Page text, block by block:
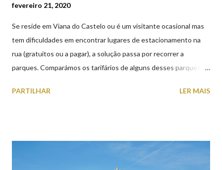
fevereiro 21, 2020
Se reside em Viana do Castelo ou é um visitante ocasional mas
tem dificuldades em encontrar lugares de estacionamento na
rua (gratuitos ou a pagar), a solução passa por recorrer a
parques. Comparámos os tarifários de alguns desses parques de
subterrâneos) perto do centro da cidade (entenda-se por
subterrâneos. O Parque da Estação Viana Shopping é grátis de
2ª a 5ª feira a partir das 20:00 (DIAS ÚTEIS)
PARTILHAR LER MAIS